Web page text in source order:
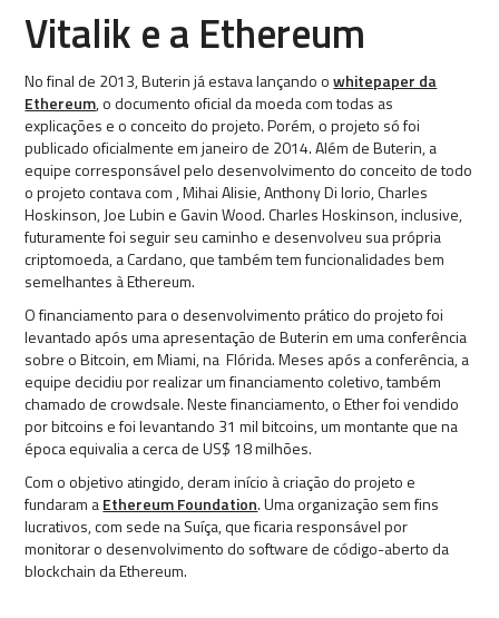
Vitalik e a Ethereum
No final de 2013, Buterin já estava lançando owhitepaper da
Ethereum, o documento oficial da moeda com todas as
explicações e o conceito do projeto. Porém, o projeto só foi
publicado oficialmente em janeiro de 2014. Além de Buterin, a
equipe corresponsável pelo desenvolvimento do conceito de todo
o projeto contava com , Mihai Alisie, Anthony Di Iorio, Charles
Hoskinson, Joe Lubin e Gavin Wood. Charles Hoskinson, inclusive,
futuramente foi seguir seu caminho e desenvolveu sua própria
criptomoeda, a Cardano, que também tem funcionalidades bem
semelhantes à Ethereum.
O financiamento para o desenvolvimento prático do projeto foi
levantado após uma apresentação de Buterin em uma conferência
sobre o Bitcoin, em Miami, na Flórida. Meses após a conferência, a
equipe decidiu por realizar um financiamento coletivo, também
chamado de crowdsale. Neste financiamento, o Ether foi vendido
por bitcoins e foi levantando 31 mil bitcoins, um montante que na
época equivalia a cerca de US$ 18 milhões.
Com o objetivo atingido, deram início à criação do projeto e
fundaram aEthereum Foundation. Uma organização sem fins
lucrativos, com sede na Suíça, que ficaria responsável por
monitorar o desenvolvimento do software de código-aberto da
blockchain da Ethereum.